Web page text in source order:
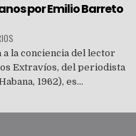
por Emilio Barreto
la conciencia del lector
Extravíos, del periodista
1962), es...